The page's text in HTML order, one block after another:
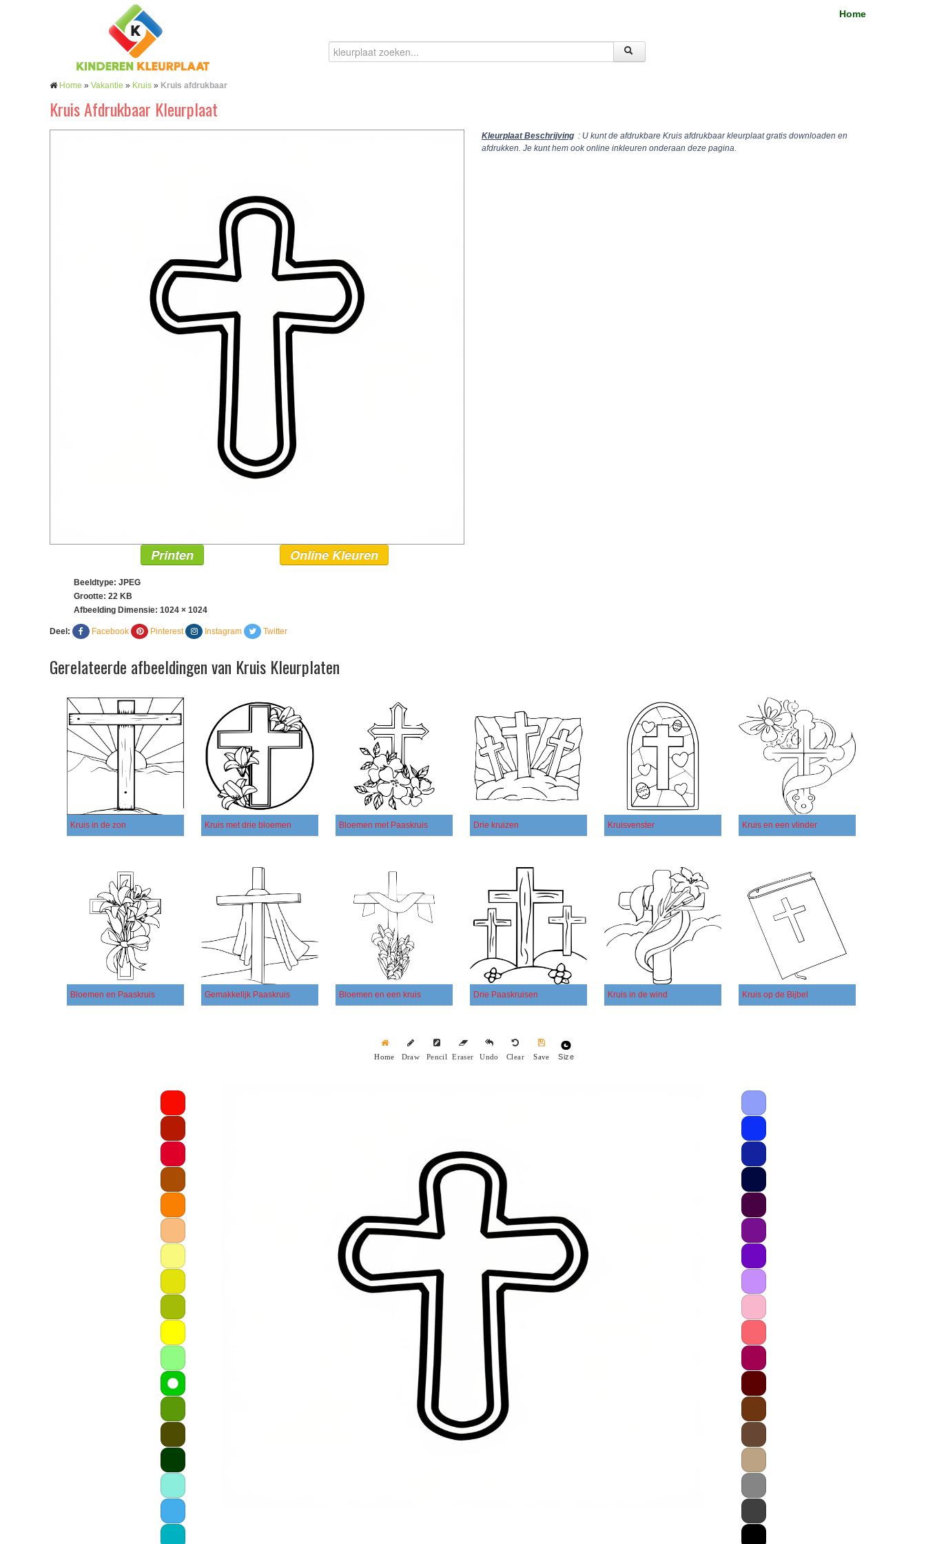
Home
Home » Vakantie » Kruis » Kruis afdrukbaar
Kruis Afdrukbaar Kleurplaat
Kleurplaat Beschrijving : U kunt de afdrukbare Kruis afdrukbaar kleurplaat gratis downloaden en
afdrukken. Je kunt hem ook online inkleuren onderaan deze pagina.
Printen Online Kleuren
Beeldtype: JPEG
Grootte: 22 KB
Afbeelding Dimensie: 1024 × 1024
Deel: Facebook Pinterest Instagram Twitter
Gerelateerde afbeeldingen van Kruis Kleurplaten
Kruis in de zon Kruis met drie bloemen Bloemen met Paaskruis Drie kruizen Kruisvenster Kruis en een vlinder
Bloemen en Paaskruis Gemakkelijk Paaskruis Bloemen en een kruis Drie Paaskruisen Kruis in de wind Kruis op de Bijbel
Home Draw Pencil Eraser Undo Clear Save Size